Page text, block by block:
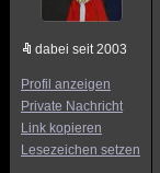
dabei seit 2003
Profil anzeigen
Private Nachricht
Link kopieren
Lesezeichen setzen